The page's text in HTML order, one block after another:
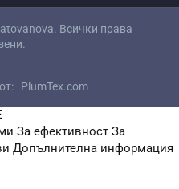
. Всички права
PlumTex.com
За ефективност За
Допълнителна информация